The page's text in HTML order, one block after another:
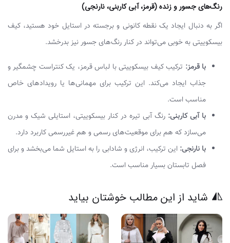
رنگ‌های جسور و زنده (قرمز، آبی کاربنی، نارنجی)
اگر به دنبال ایجاد یک نقطه کانونی و برجسته در استایل خود هستید، کیف
بیسکوییتی به خوبی می‌تواند در کنار رنگ‌های جسور نیز بدرخشد.
با قرمز: ترکیب کیف بیسکوییتی با لباس قرمز، یک کنتراست چشمگیر و
جذاب ایجاد می‌کند. این ترکیب برای مهمانی‌ها یا رویدادهای خاص
مناسب است.
با آبی کاربنی: رنگ آبی تیره در کنار بیسکوییتی، استایلی شیک و مدرن
می‌سازد که هم برای موقعیت‌های رسمی و هم غیررسمی کاربرد دارد.
با نارنجی: این ترکیب، انرژی و شادابی را به استایل شما می‌بخشد و برای
فصل تابستان بسیار مناسب است.
شاید از این مطالب خوشتان بیاید